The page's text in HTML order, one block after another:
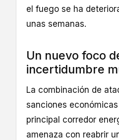
el fuego se ha
unas semanas.
Un nuevo foco
incertidumbre
La combinación de
sanciones
principal corredor
amenaza con reabrir